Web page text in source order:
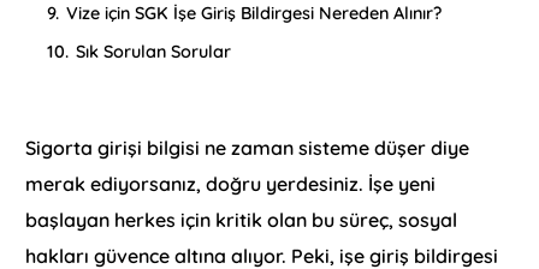
9. Vize için SGK İşe Giriş Bildirgesi Nereden Alınır?
10. Sık Sorulan Sorular
Sigorta girişi bilgisi ne zaman sisteme düşer diye
merak ediyorsanız, doğru yerdesiniz. İşe yeni
başlayan herkes için kritik olan bu süreç, sosyal
hakları güvence altına alıyor. Peki, işe giriş bildirgesi